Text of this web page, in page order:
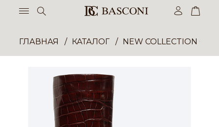
ГЛАВНАЯ КАТАЛОГ NEW COLLECTION